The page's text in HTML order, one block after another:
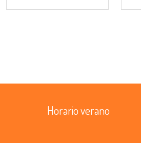
Horario verano